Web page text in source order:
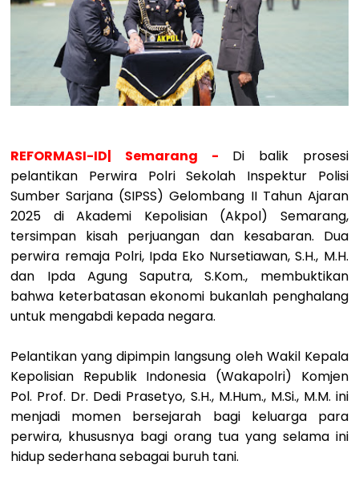
REFORMASI-ID| Semarang - Di balik prosesi
pelantikan Perwira Polri Sekolah Inspektur Polisi
Sumber Sarjana (SIPSS) Gelombang II Tahun Ajaran
2025 di Akademi Kepolisian (Akpol) Semarang,
tersimpan kisah perjuangan dan kesabaran. Dua
perwira remaja Polri, Ipda Eko Nursetiawan, S.H., M.H.
dan Ipda Agung Saputra, S.Kom., membuktikan
bahwa keterbatasan ekonomi bukanlah penghalang
untuk mengabdi kepada negara.
Pelantikan yang dipimpin langsung oleh Wakil Kepala
Kepolisian Republik Indonesia (Wakapolri) Komjen
Pol. Prof. Dr. Dedi Prasetyo, S.H., M.Hum., M.Si., M.M. ini
menjadi momen bersejarah bagi keluarga para
perwira, khususnya bagi orang tua yang selama ini
hidup sederhana sebagai buruh tani.